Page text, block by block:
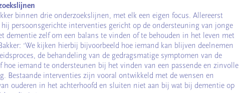
binnen drie onderzoekslijnen, met elk een eigen focus. Allereerst
hij persoonsgerichte interventies gericht op de ondersteuning van jonge
dementie zelf om een balans te vinden of te behouden in het leven met
‘We kijken hierbij bijvoorbeeld hoe iemand kan blijven deelnemen
de behandeling van de gedragsmatige symptomen van de
hoe iemand te ondersteunen bij het vinden van een passende en zinvolle
Bestaande interventies zijn vooral ontwikkeld met de wensen en
ouderen in het achterhoofd en sluiten niet aan bij wat bij dementie op